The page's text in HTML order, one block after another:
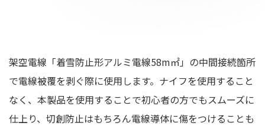
架空電線「着雪防止形アルミ電線58m㎡」の中間接続箇所
で電線被覆を剥ぐ際に使用します。ナイフを使用すること
なく、本製品を使用することで初心者の方でもスムーズに
仕上り、切創防止はもちろん電線導体に傷をつけることも